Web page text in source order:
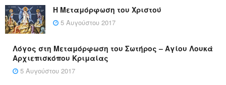
Η Μεταμόρφωση του Χριστού
5 Αυγούστου 2017
Λόγος στη Μεταμόρφωση του Σωτήρος – Αγίου Λουκά
Αρχιεπισκόπου Κριμαίας
5 Αυγούστου 2017